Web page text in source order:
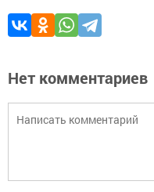
Нет комментариев